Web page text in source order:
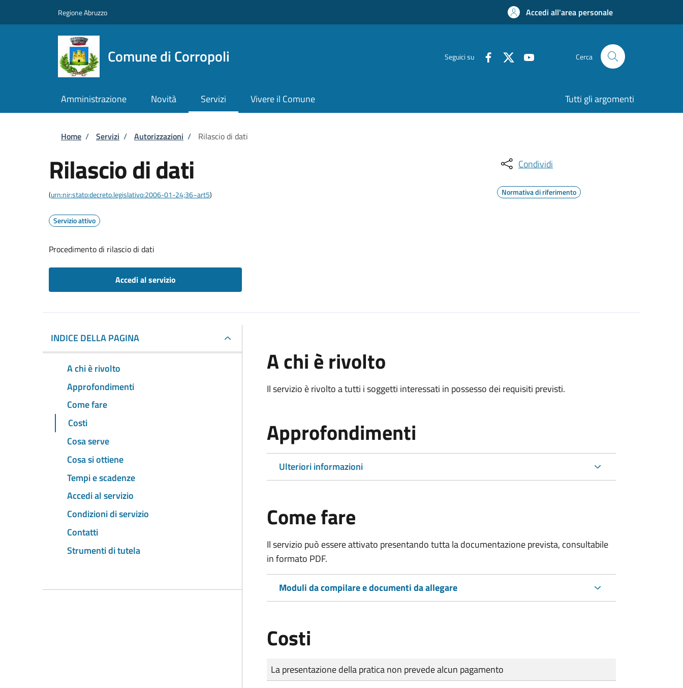
Regione Abruzzo Accedi all'area personale
Comune di Corropoli Seguici su Cerca
Amministrazione Novità Servizi Vivere il Comune Tutti gli argomenti
Briciole di pane
Home / Servizi / Autorizzazioni / Rilascio di dati
Rilascio di dati
(urn:nir:stato:decreto.legislativo:2006-01-24;36~art5)
Servizio attivo
Procedimento di rilascio di dati
Accedi al servizio
Condividi
Normativa di riferimento
INDICE DELLA PAGINA
A chi è rivolto
Approfondimenti
Come fare
Costi
Cosa serve
Cosa si ottiene
Tempi e scadenze
Accedi al servizio
Condizioni di servizio
Contatti
Strumenti di tutela
A chi è rivolto
Il servizio è rivolto a tutti i soggetti interessati in possesso dei requisiti previsti.
Approfondimenti
Ulteriori informazioni
Come fare
Il servizio può essere attivato presentando tutta la documentazione prevista, consultabile
in formato PDF.
Moduli da compilare e documenti da allegare
Costi
Tipo di pagamento
Importo
La presentazione della pratica non prevede alcun pagamento